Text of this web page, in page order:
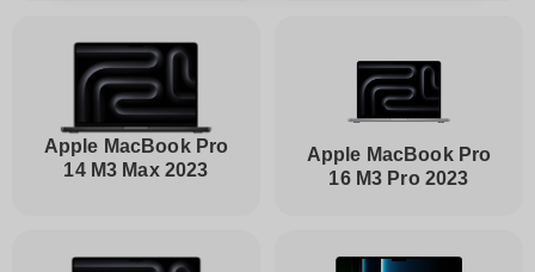
Apple MacBook Pro
14 M3 Max 2023
Apple MacBook Pro
16 M3 Pro 2023